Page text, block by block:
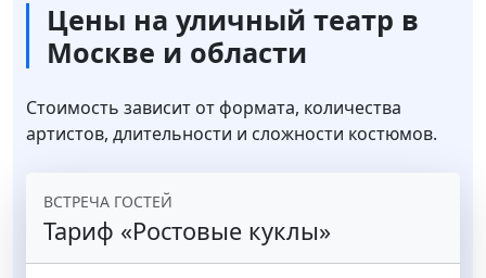
Цены на уличный театр в
Москве и области
Стоимость зависит от формата, количества
артистов, длительности и сложности костюмов.
ВСТРЕЧА ГОСТЕЙ
Тариф «Ростовые куклы»